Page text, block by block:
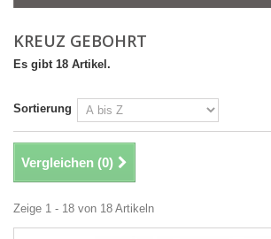
KREUZ GEBOHRT
Es gibt 18 Artikel.
Sortierung
Vergleichen (0)
Zeige 1 - 18 von 18 Artikeln